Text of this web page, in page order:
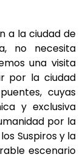
a la ciudad de
no necesita
una visita
por la ciudad
cuyas
y exclusiva
por la
Suspiros y la
escenario